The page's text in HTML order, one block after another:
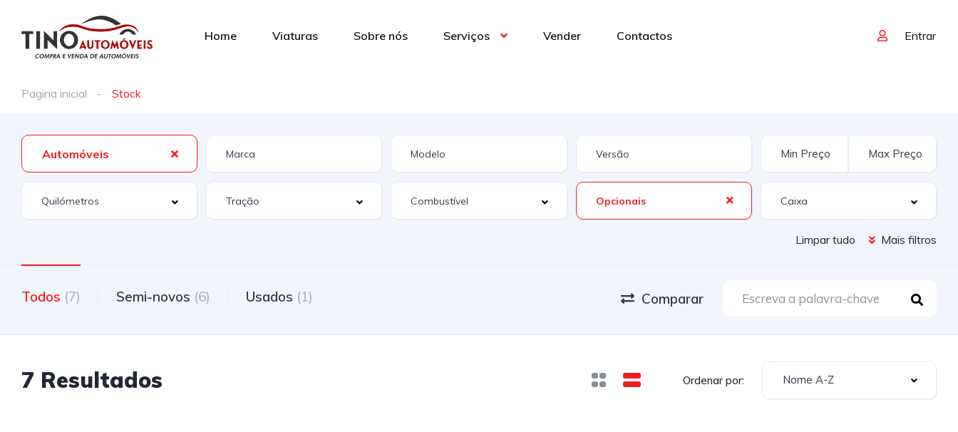
Home Viaturas Sobre nós Serviços Vender Contactos Entrar
Pagina inicial Stock
Automóveis
Opcionais
Limpar tudo Mais filtros
Todos (7) Semi-novos (6) Usados (1) Comparar
7 Resultados Ordenar por: Nome A-Z